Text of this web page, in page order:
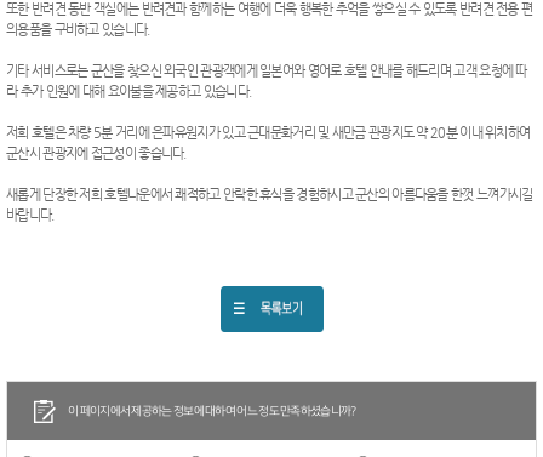
또한 반려견 동반 객실에는 반려견과 함께하는 여행에 더욱 행복한 추억을 쌓으실 수 있도록 반려견 전용 편
의용품을 구비하고 있습니다.
기타 서비스로는 군산을 찾으신 외국인 관광객에게 일본어와 영어로 호텔 안내를 해드리며 고객 요청에 따
라 추가 인원에 대해 요이불을 제공하고 있습니다.
저희 호텔은 차량 5분 거리에 은파유원지가 있고 근대문화거리 및 새만금 관광지도 약 20분 이내 위치하여
군산시 관광지에 접근성이 좋습니다.
새롭게 단장한 저희 호텔나운에서 쾌적하고 안락한 휴식을 경험하시고 군산의 아름다움을 한껏 느껴가시길
바랍니다.
이 페이지에서 제공하는 정보에 대하여 어느 정도 만족하셨습니까?